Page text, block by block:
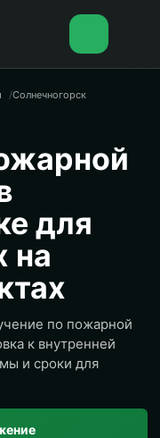
Солнечногорск
для
на
по пожарной
к внутренней
и сроки для